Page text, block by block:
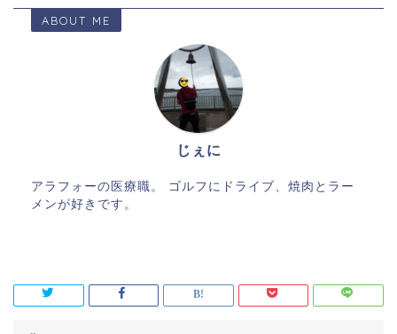
ABOUT ME
じぇに
アラフォーの医療職。 ゴルフにドライブ、焼肉とラー
メンが好きです。